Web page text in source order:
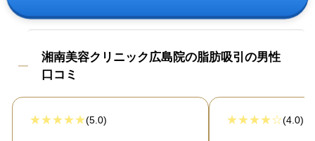
湘南美容クリニック広島院の脂肪吸引の男性
口コミ
(5.0) (4.0)